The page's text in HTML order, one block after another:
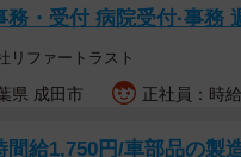
動画を撮影したのは、
んでいたのんちゃんが、
ママ、おじいちゃんとお
ーちゃんをベビーカーに
務・受付 病院受付·事務
リファートラスト
県 成田市 正社員：時
間給1,750円/車部品の製